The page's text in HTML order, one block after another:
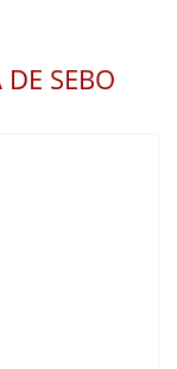
SEBO